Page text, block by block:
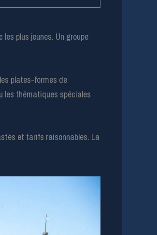
plus jeunes. Un groupe
plates-formes de
les thématiques spéciales
et tarifs raisonnables. La